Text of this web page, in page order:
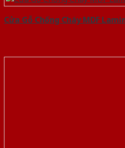
Cửa Gỗ Chống Cháy MDF